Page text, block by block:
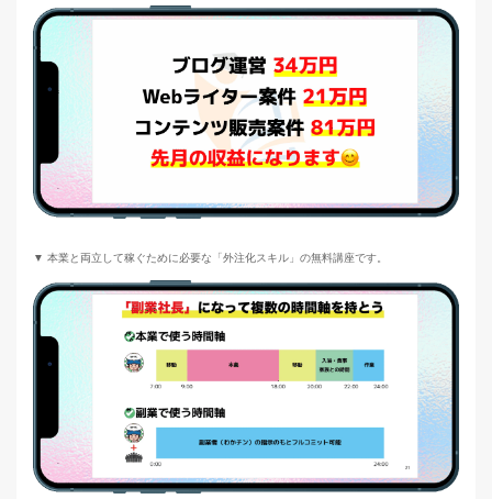
▼ 本業と両立して稼ぐために必要な「外注化スキル」の無料講座です。